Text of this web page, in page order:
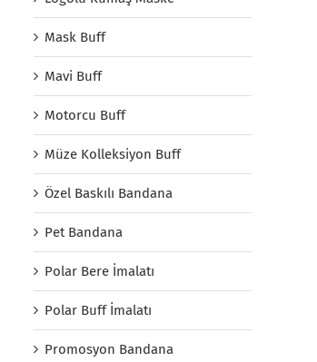
Mask Buff
Mavi Buff
Motorcu Buff
Müze Kolleksiyon Buff
Özel Baskılı Bandana
Pet Bandana
Polar Bere İmalatı
Polar Buff İmalatı
Promosyon Bandana